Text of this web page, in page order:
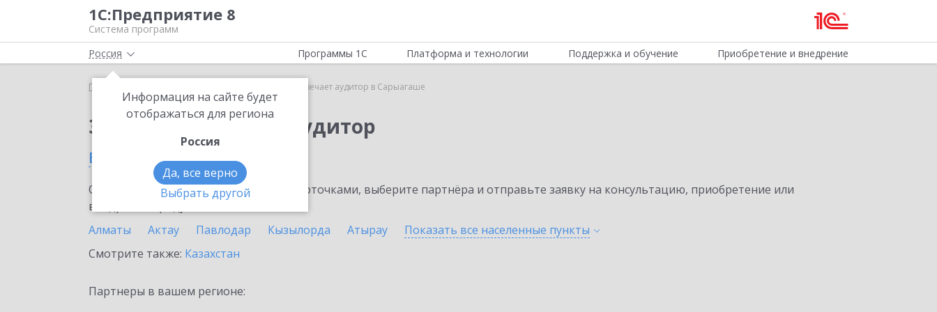
1С:Предприятие 8
Система программ
Россия
Информация на сайте будет
отображаться для региона
Россия
Да, все верно
Выбрать другой
Программы 1С Платформа и технологии Поддержка и обучение Приобретение и внедрение
Главная Отвечает аудитор в Сарыагаше
Заказать Отвечает аудитор
в Сарыагаше
Ознакомьтесь с информационными карточками, выберите партнёра и отправьте заявку на консультацию, приобретение или
внедрение продукта.
Алматы
Актау Павлодар Кызылорда Атырау Показать все населенные пункты
Смотрите также: Казахстан
Партнеры в вашем регионе: